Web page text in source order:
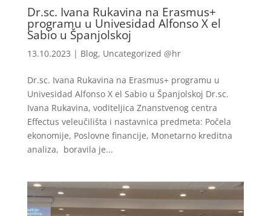
Dr.sc. Ivana Rukavina na Erasmus+
programu u Univesidad Alfonso X el
Sabio u Španjolskoj
13.10.2023 | Blog, Uncategorized @hr
Dr.sc. Ivana Rukavina na Erasmus+ programu u
Univesidad Alfonso X el Sabio u Španjolskoj Dr.sc.
Ivana Rukavina, voditeljica Znanstvenog centra
Effectus veleučilišta i nastavnica predmeta: Počela
ekonomije, Poslovne financije, Monetarno kreditna
analiza, boravila je...